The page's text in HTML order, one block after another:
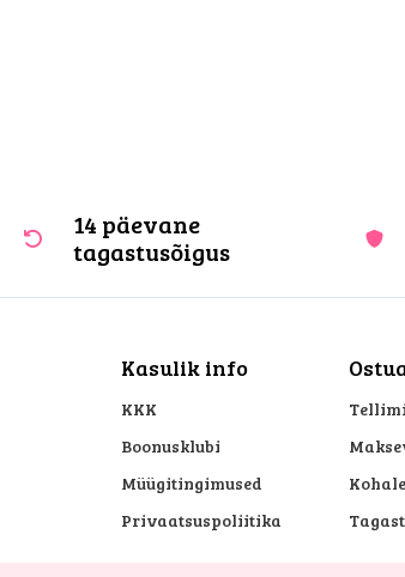
14 päevane
tagastusõigus
Kasulik info
KKK
Boonusklubi
Müügitingimused
Privaatsuspoliitika